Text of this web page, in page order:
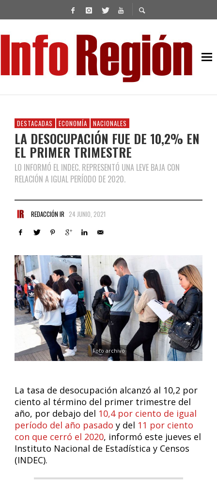
DESTACADAS ECONOMÍA NACIONALES
LA DESOCUPACIÓN FUE DE 10,2% EN
EL PRIMER TRIMESTRE
LO INFORMÓ EL INDEC. REPRESENTÓ UNA LEVE BAJA CON
RELACIÓN A IGUAL PERÍODO DE 2020.
REDACCIÓN IR 24 JUNIO, 2021
Foto archivo
La tasa de desocupación alcanzó al 10,2 por
ciento al término del primer trimestre del
año, por debajo del 10,4 por ciento de igual
período del año pasado y del 11 por ciento
con que cerró el 2020, informó este jueves el
Instituto Nacional de Estadística y Censos
(INDEC).